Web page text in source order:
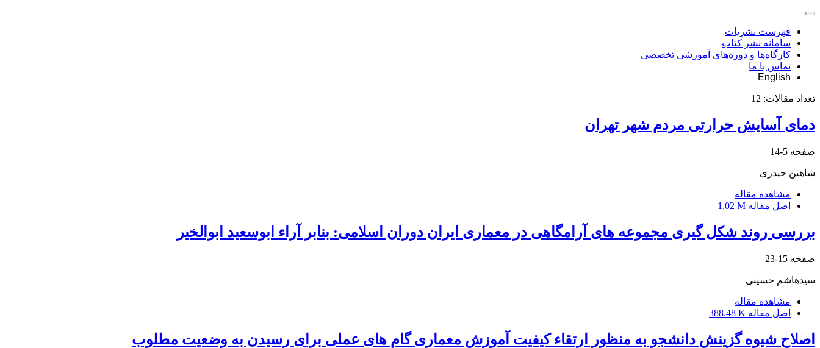
فهرست نشریات
سامانه نشر کتاب
کارگاه‌ها و دوره‌های آموزشی تخصصی
تماس با ما
English
تعداد مقالات: 12
دمای آسایش حرارتی مردم شهر تهران
صفحه 5-14
شاهین حیدری
مشاهده مقاله
اصل مقاله 1.02 M
بررسی روند شکل گیری مجموعه های آرامگاهی در معماری ایران دوران اسلامی: بنابر آراء ابوسعید ابوالخیر
صفحه 15-23
سیدهاشم حسینی
مشاهده مقاله
اصل مقاله 388.48 K
اصلاح شیوه گزینش دانشجو به منظور ارتقاء کیفیت آموزش معماری گام های عملی برای رسیدن به وضعیت مطلوب